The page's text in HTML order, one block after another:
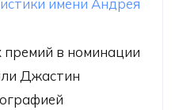
в номинации
Джастин